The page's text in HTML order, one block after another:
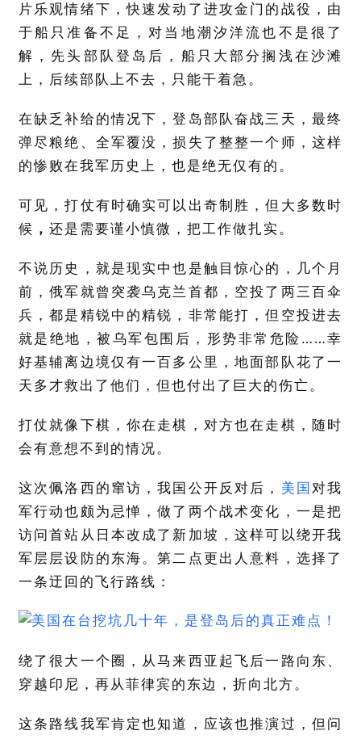
片乐观情绪下，快速发动了进攻金门的战役，由
于船只准备不足，对当地潮汐洋流也不是很了
解，先头部队登岛后，船只大部分搁浅在沙滩
上，后续部队上不去，只能干着急。
在缺乏补给的情况下，登岛部队奋战三天，最终
弹尽粮绝、全军覆没，损失了整整一个师，这样
的惨败在我军历史上，也是绝无仅有的。
可见，打仗有时确实可以出奇制胜，但大多数时
候 ， 还是需要谨小慎微，把工作做扎实。
不说历史，就是现实中也是触目惊心的，几个月
前，俄军就曾突袭乌克兰首都，空投了两三百伞
兵，都是精锐中的精锐，非常能打，但空投进去
就是绝地，被乌军包围后，形势非常危险 ……幸
好基辅离边境仅有一百多公里，地面部队花了一
天多才救出了他们，但也付出了巨大的伤亡。
打仗就像下棋，你在走棋，对方也在走棋，随时
会有意想不到的情况。
这次佩洛西的窜访，我国公开反对后， 美国 对我
军行动也颇为忌惮，做了两个战术变化，一是把
访问首站从日本改成了新加坡，这样可以绕开我
军层层设防的东海。第二点更出人意料，选择了
一条迂回的飞行路线：
绕了很大一个圈，从马来西亚起飞后一路向东、
穿越印尼，再从菲律宾的东边，折向北方。
这条路线我军肯定也知道，应该也推演过，但问